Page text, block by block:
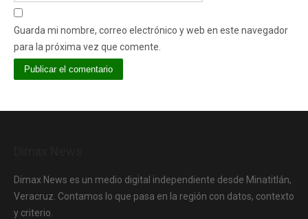
Guarda mi nombre, correo electrónico y web en este navegador
para la próxima vez que comente.
Dimax News es un medio digital independiente desde Minatitlán,
Veracruz. Contamos lo que pasa en la región con datos, contexto
y criterio.